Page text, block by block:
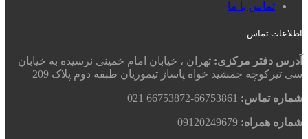
تماس با ما
اطلاعات تماس
آدرس دفتر مرکزی: تهران ، خیابان امام خمینی نرسیده به خیابان
سی تیرکوچه جمشید خواه پاساژ تیموریان طبقه دوم پلاک 209
شماره تماس:
شماره همراه: